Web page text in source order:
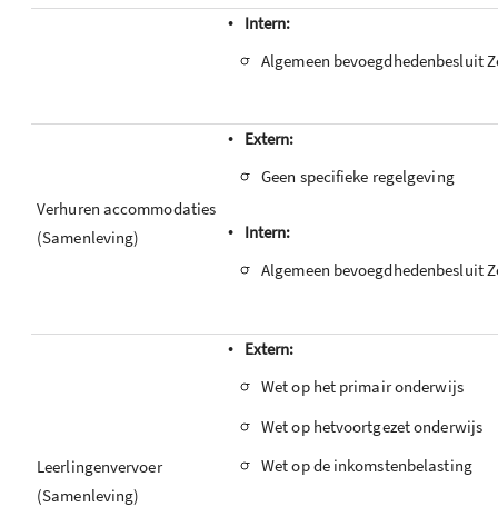
• Intern:
- Algemeen bevoegdhedenbesluit
Verhuren accommodaties
(Samenleving)
• Extern:
- Geen specifieke regelgeving
• Intern:
- Algemeen bevoegdhedenbesluit
Leerlingenvervoer
(Samenleving)
• Extern:
- Wet op het primair onderwijs
- Wet op hetvoortgezet onderwijs
- Wet op de inkomstenbelasting